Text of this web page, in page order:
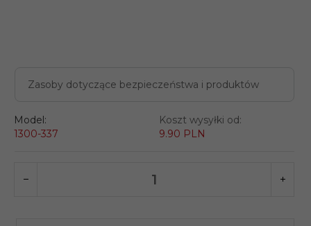
Zasoby dotyczące bezpieczeństwa i produktów
Model:
1300-337
Koszt wysyłki od:
9.90 PLN